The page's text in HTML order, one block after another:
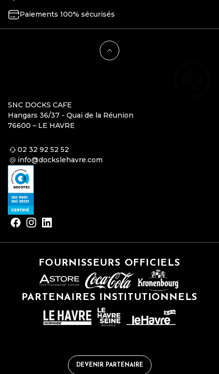
Paiements 100% sécurisés
SNC DOCKS CAFE
Hangars 36/37 - Quai de la Réunion
76600 – LE HAVRE
02 32 92 52 52
info@dockslehavre.com
FOURNISSEURS OFFICIELS
PARTENAIRES INSTITUTIONNELS
DEVENIR PARTENAIRE